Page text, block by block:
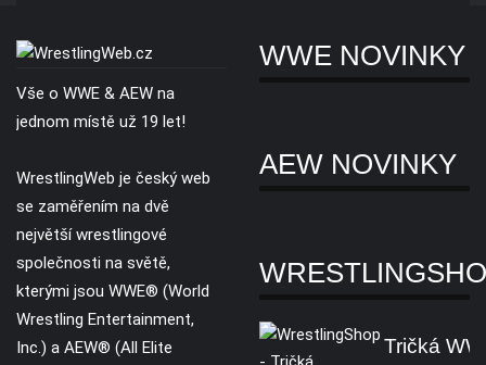
Vše o WWE & AEW na
jednom místě už 19 let!
WrestlingWeb je český web
se zaměřením na dvě
největší wrestlingové
společnosti na světě,
kterými jsou WWE® (World
Wrestling Entertainment,
Inc.) a AEW® (All Elite
WWE NOVINKY
AEW NOVINKY
Tričká